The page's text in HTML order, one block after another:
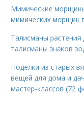
Мимические
мимических морщин
Талисманы растения
талисманы знаков
Поделки из старых
вещей для дома и
мастер-классов (72